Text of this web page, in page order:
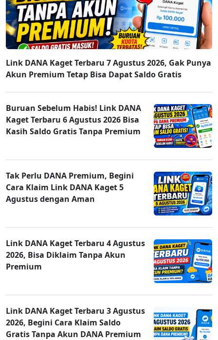
Link DANA Kaget Terbaru 7 Agustus 2026, Gak Punya
Akun Premium Tetap Bisa Dapat Saldo Gratis
Buruan Sebelum Habis! Link DANA
Kaget Terbaru 6 Agustus 2026 Bisa
Kasih Saldo Gratis Tanpa Premium
Tak Perlu DANA Premium, Begini
Cara Klaim Link DANA Kaget 5
Agustus dengan Aman
Link DANA Kaget Terbaru 4 Agustus
2026, Bisa Diklaim Tanpa Akun
Premium
Link DANA Kaget Terbaru 3 Agustus
2026, Begini Cara Klaim Saldo
Gratis Tanpa Akun DANA Premium